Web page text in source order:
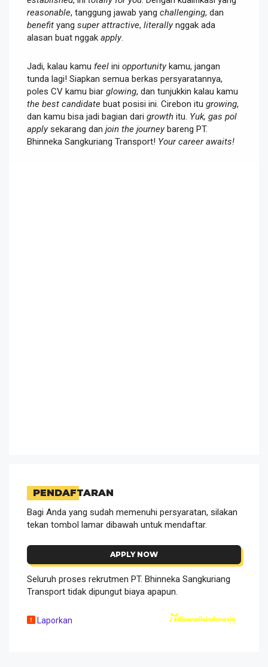
reasonable, tanggung jawab yang challenging, dan
benefit yang super attractive, literallynggak ada
alasan buat nggak apply.
Jadi, kalau kamu feel ini opportunitykamu, jangan
tunda lagi! Siapkan semua berkas persyaratannya,
poles CV kamu biar glowing, dan tunjukkin kalau kamu
the best candidate buat posisi ini. Cirebon itu growing,
dan kamu bisa jadi bagian dari growth itu. Yuk, gas pol
applysekarang dan join the journeybareng PT.
Bhinneka Sangkuriang Transport! Your career awaits!
PENDAFTARAN
Bagi Anda yang sudah memenuhi persyaratan, silakan
tekan tombol lamar dibawah untuk mendaftar.
APPLY NOW
Seluruh proses rekrutmen PT. Bhinneka Sangkuriang
Transport tidak dipungut biaya apapun.
Laporkan